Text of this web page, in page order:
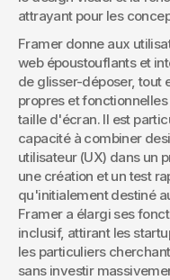
attrayant pour les
Framer donne aux
web époustouflants et
de glisser-déposer, tout
propres et
taille d'écran. Il est
capacité à combiner
utilisateur (UX) dans un
une création et un test
qu'initialement destiné
Framer a élargi ses
inclusif, attirant les
les particuliers
sans investir